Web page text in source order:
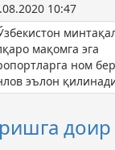
10:47
доир